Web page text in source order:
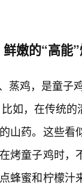
嫩的“高能
蒸鸡，是童子
如，在传统
山药。这些
烤童子鸡时
蜂蜜和柠檬